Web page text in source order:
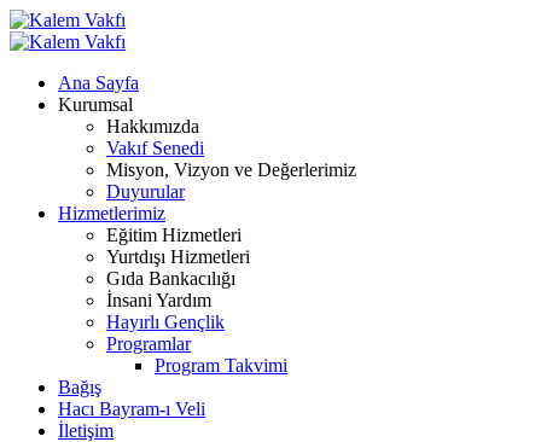
Ana Sayfa
Kurumsal
Hakkımızda
Vakıf Senedi
Misyon, Vizyon ve Değerlerimiz
Duyurular
Hizmetlerimiz
Eğitim Hizmetleri
Yurtdışı Hizmetleri
Gıda Bankacılığı
İnsani Yardım
Hayırlı Gençlik
Programlar
Program Takvimi
Bağış
Hacı Bayram-ı Veli
İletişim